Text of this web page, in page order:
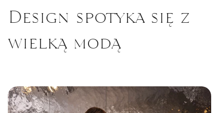
Design spotyka się z
wielką modą